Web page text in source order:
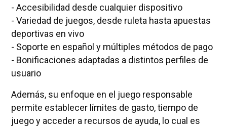
- Accesibilidad desde cualquier dispositivo
- Variedad de juegos, desde ruleta hasta apuestas
deportivas en vivo
- Soporte en español y múltiples métodos de pago
- Bonificaciones adaptadas a distintos perfiles de
usuario
Además, su enfoque en el juego responsable
permite establecer límites de gasto, tiempo de
juego y acceder a recursos de ayuda, lo cual es